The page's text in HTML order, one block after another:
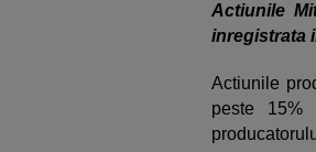
Actiunile
inregistrata
Actiunile
peste 15%